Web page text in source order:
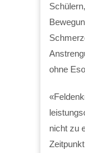
ohne
nicht zu